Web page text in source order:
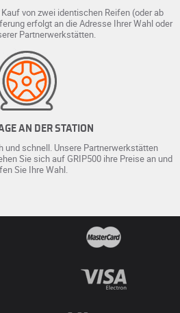
von zwei identischen Reifen (oder ab
erfolgt an die Adresse Ihrer Wahl oder
Partnerwerkstätten.
AN DER STATION
und schnell. Unsere Partnerwerkstätten
Sie sich auf GRIP500 ihre Preise an und
Sie Ihre Wahl.